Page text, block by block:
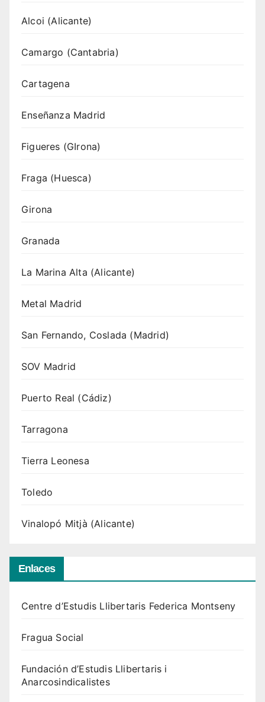
Alcoi (Alicante)
Camargo (Cantabria)
Cartagena
Enseñanza Madrid
Figueres (GIrona)
Fraga (Huesca)
Girona
Granada
La Marina Alta (Alicante)
Metal Madrid
San Fernando, Coslada (Madrid)
SOV Madrid
Puerto Real (Cádiz)
Tarragona
Tierra Leonesa
Toledo
Vinalopó Mitjà (Alicante)
Enlaces
Centre d’Estudis Llibertaris Federica Montseny
Fragua Social
Fundación d’Estudis Llibertaris i
Anarcosindicalistes